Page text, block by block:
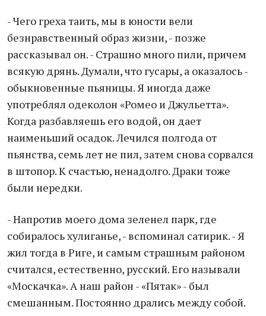
- Чего греха таить, мы в юности вели
безнравственный образ жизни, - позже
рассказывал он. - Страшно много пили, причем
всякую дрянь. Думали, что гусары, а оказалось -
обыкновенные пьяницы. Я иногда даже
употреблял одеколон «Ромео и Джульетта».
Когда разбавляешь его водой, он дает
наименьший осадок. Лечился полгода от
пьянства, семь лет не пил, затем снова сорвался
в штопор. К счастью, ненадолго. Драки тоже
были нередки.
- Напротив моего дома зеленел парк, где
собиралось хулиганье, - вспоминал сатирик. - Я
жил тогда в Риге, и самым страшным районом
считался, естественно, русский. Его называли
«Москачка». А наш район - «Пятак» - был
смешанным. Постоянно дрались между собой.